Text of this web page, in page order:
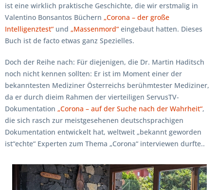
ist eine wirklich praktische Geschichte, die wir erstmalig in
Valentino Bonsantos Büchern „Corona – der große
Intelligenztest“ und „Massenmord“ eingebaut hatten. Dieses
Buch ist de facto etwas ganz Spezielles.
Doch der Reihe nach: Für diejenigen, die Dr. Martin Haditsch
noch nicht kennen sollten: Er ist im Moment einer der
bekanntesten Mediziner Österreichs berühmtester Mediziner,
da er durch dieim Rahmen der vierteiligen ServusTV-
Dokumentation „Corona – auf der Suche nach der Wahrheit“,
die sich rasch zur meistgesehenen deutschsprachigen
Dokumentation entwickelt hat, weltweit „bekannt geworden
ist“echte“ Experten zum Thema „Corona“ interviewen durfte..